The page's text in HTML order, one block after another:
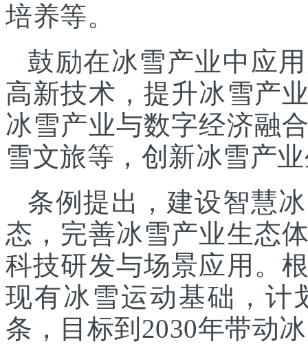
培养等。
鼓励在冰雪产业中应
高新技术，提升冰雪产
冰雪产业与数字经济融
雪文旅等，创新冰雪产
条例提出，建设智慧
态，完善冰雪产业生态
科技研发与场景应用。
现有冰雪运动基础，计
条，目标到2030年带动